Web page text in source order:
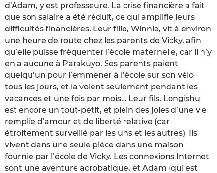
d’Adam, y est professeure. La crise financière a fait
que son salaire a été réduit, ce qui amplifie leurs
difficultés financières. Leur fille, Winnie, vit à environ
une heure de route chez les parents de Vicky, afin
qu’elle puisse fréquenter l’école maternelle, car il n’y
en a aucune à Parakuyo. Ses parents paient
quelqu’un pour l’emmener à l’école sur son vélo
tous les jours, et la voient seulement pendant les
vacances et une fois par mois… Leur fils, Longishu,
est encore un tout-petit, et plein des joies d’une vie
remplie d’amour et de liberté relative (car
étroitement surveillé par les uns et les autres). Ils
vivent dans une seule pièce dans une maison
fournie par l’école de Vicky. Les connexions Internet
sont une aventure acrobatique, et Adam (qui est